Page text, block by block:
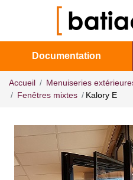
Documentation
Accueil Menuiseries
Fenêtres mixtes
Kalory E